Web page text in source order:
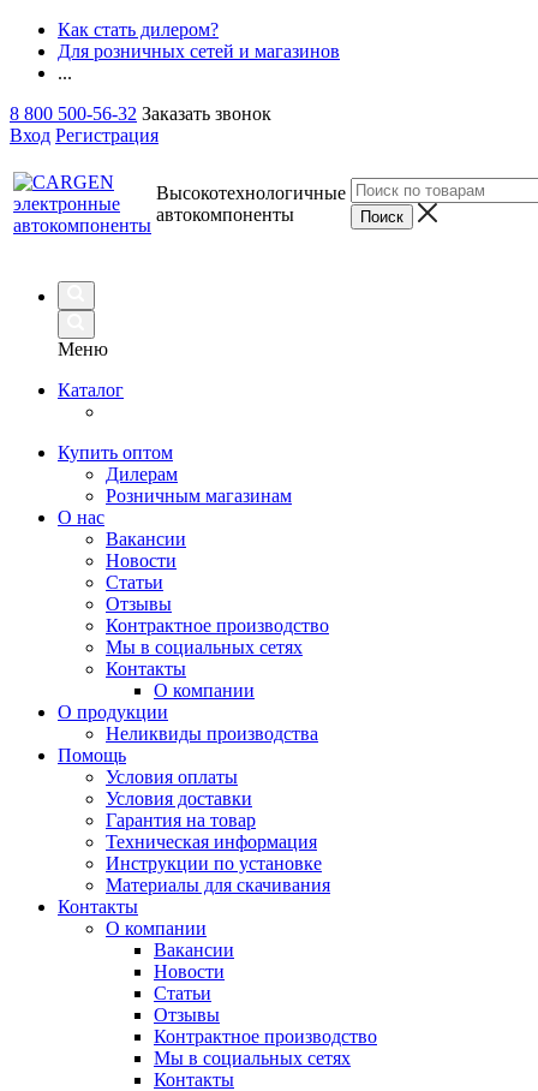
Как стать дилером?
Для розничных сетей и магазинов
...
8 800 500-56-32 Заказать звонок
Вход Регистрация
Высокотехнологичные
автокомпоненты
Меню
Каталог
Купить оптом
Дилерам
Розничным магазинам
О нас
Вакансии
Новости
Статьи
Отзывы
Контрактное производство
Мы в социальных сетях
Контакты
О компании
О продукции
Неликвиды производства
Помощь
Условия оплаты
Условия доставки
Гарантия на товар
Техническая информация
Инструкции по установке
Материалы для скачивания
Контакты
О компании
Вакансии
Новости
Статьи
Отзывы
Контрактное производство
Мы в социальных сетях
Контакты